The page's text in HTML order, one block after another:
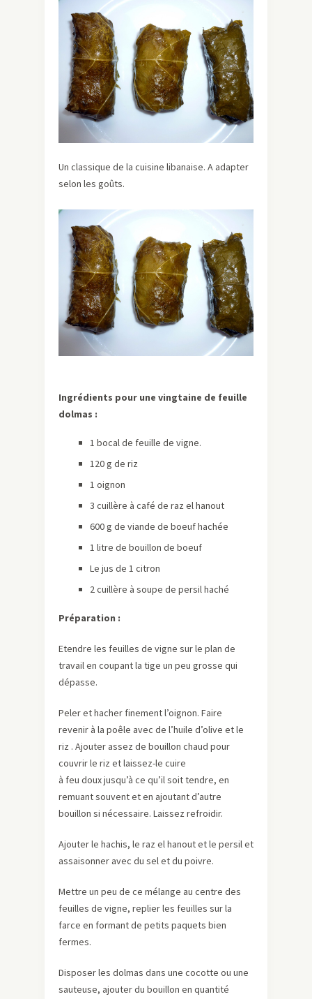
Un classique de la cuisine libanaise. A adapter
selon les goûts.
Ingrédients pour une vingtaine de feuille
dolmas :
1 bocal de feuille de vigne.
120 g de riz
1 oignon
3 cuillère à café de raz el hanout
600 g de viande de boeuf hachée
1 litre de bouillon de boeuf
Le jus de 1 citron
2 cuillère à soupe de persil haché
Préparation :
Etendre les feuilles de vigne sur le plan de
travail en coupant la tige un peu grosse qui
dépasse.
Peler et hacher finement l’oignon. Faire
revenir à la poêle avec de l’huile d’olive et le
riz . Ajouter assez de bouillon chaud pour
couvrir le riz et laissez-le cuire
à feu doux jusqu’à ce qu’il soit tendre, en
remuant souvent et en ajoutant d’autre
bouillon si nécessaire. Laissez refroidir.
Ajouter le hachis, le raz el hanout et le persil et
assaisonner avec du sel et du poivre.
Mettre un peu de ce mélange au centre des
feuilles de vigne, replier les feuilles sur la
farce en formant de petits paquets bien
fermes.
Disposer les dolmas dans une cocotte ou une
sauteuse, ajouter du bouillon en quantité